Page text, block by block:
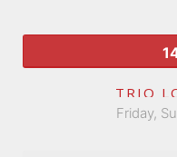
TRIO
Friday,